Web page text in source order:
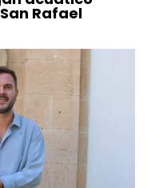
Rafael